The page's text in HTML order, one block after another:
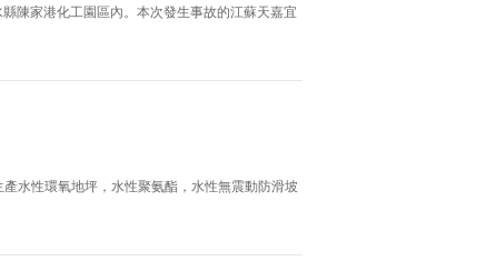
陳家港化工園區內。本次發生事故的江蘇天嘉宜
水性環氧地坪，水性聚氨酯，水性無震動防滑坡